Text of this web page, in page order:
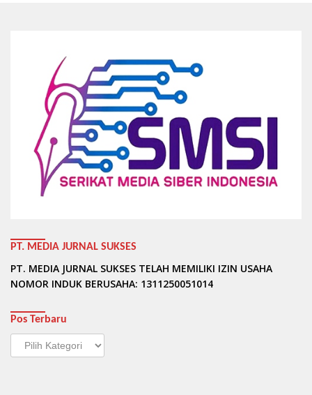
PT. MEDIA JURNAL SUKSES
PT. MEDIA JURNAL SUKSES TELAH MEMILIKI IZIN USAHA
NOMOR INDUK BERUSAHA: 1311250051014
Pos Terbaru
Pos
Terbaru